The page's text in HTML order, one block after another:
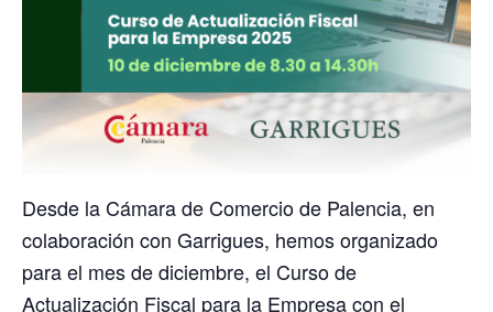
Desde la Cámara de Comercio de Palencia, en
colaboración con Garrigues, hemos organizado
para el mes de diciembre, el Curso de
Actualización Fiscal para la Empresa con el